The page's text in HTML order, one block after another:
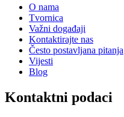
O nama
Tvornica
Važni događaji
Kontaktirajte nas
Često postavljana pitanja
Vijesti
Blog
Kontaktni podaci